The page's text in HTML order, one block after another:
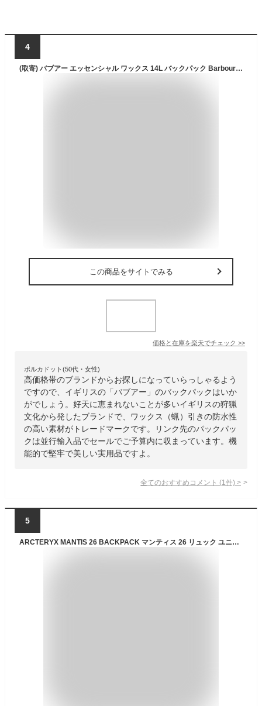
4
(取寄) バブアー エッセンシャル ワックス 14L バックパック Barbour Essential Wax 14L Backpack Olive
この商品をサイトでみる
価格と在庫を楽天でチェック >>
ポルカドット(50代・女性)
高価格帯のブランドからお探しになっていらっしゃるよう
ですので、イギリスの「バブアー」のバックパックはいか
がでしょう。好天に恵まれないことが多いイギリスの狩猟
文化から発したブランドで、ワックス（蝋）引きの防水性
の高い素材がトレードマークです。リンク先のパックパッ
クは並行輸入品でセールでご予算内に収まっています。機
能的で堅牢で美しい実用品ですよ。
全てのおすすめコメント (1 件) >
5
ARCTERYX MANTIS 26 BACKPACK マンティス 26 リュック ユニセックス メンズ レディース バックパック リュックサック X000009825 X000010643